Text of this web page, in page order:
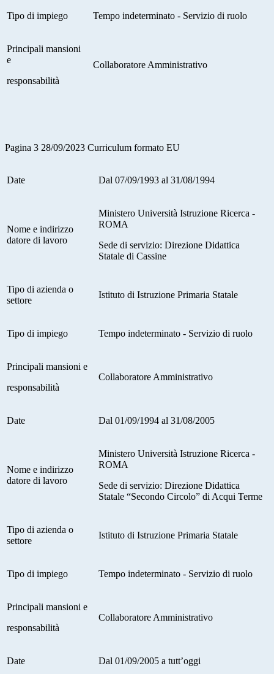
Tipo di impiego Tempo indeterminato - Servizio di ruolo
Principali mansioni
e
responsabilità
Collaboratore Amministrativo
Pagina 3 28/09/2023 Curriculum formato EU
Date Dal 07/09/1993 al 31/08/1994
Nome e indirizzo
datore di lavoro
Ministero Università Istruzione Ricerca -
ROMA
Sede di servizio: Direzione Didattica
Statale di Cassine
Tipo di azienda o
settore
Istituto di Istruzione Primaria Statale
Tipo di impiego Tempo indeterminato - Servizio di ruolo
Principali mansioni e
responsabilità
Collaboratore Amministrativo
Date Dal 01/09/1994 al 31/08/2005
Nome e indirizzo
datore di lavoro
Ministero Università Istruzione Ricerca -
ROMA
Sede di servizio: Direzione Didattica
Statale “Secondo Circolo” di Acqui Terme
Tipo di azienda o
settore
Istituto di Istruzione Primaria Statale
Tipo di impiego Tempo indeterminato - Servizio di ruolo
Principali mansioni e
responsabilità
Collaboratore Amministrativo
Date Dal 01/09/2005 a tutt’oggi